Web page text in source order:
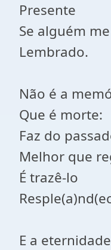
Presente
Se alguém
Lembrado.
Não é a
Que é morte:
Faz do
Melhor que
É trazê-lo
E a eternidade